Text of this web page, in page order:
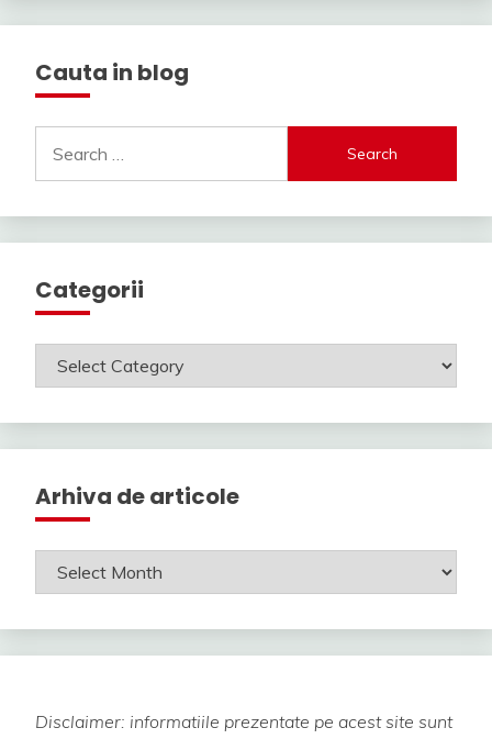
Cauta in blog
for:
Categorii
Categorii
Arhiva de articole
Arhiva
de
Disclaimer: informatiile prezentate pe acest site sunt